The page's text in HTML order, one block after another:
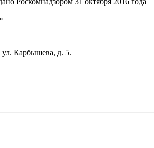
Роскомнадзором 31 октября 2016 года
ул. Карбышева, д. 5.